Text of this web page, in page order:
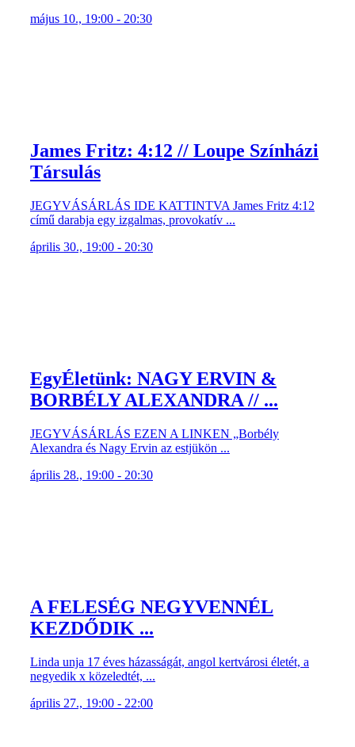
május 10., 19:00 - 20:30
James Fritz: 4:12 // Loupe Színházi
Társulás
JEGYVÁSÁRLÁS IDE KATTINTVA James Fritz 4:12
című darabja egy izgalmas, provokatív ...
április 30., 19:00 - 20:30
EgyÉletünk: NAGY ERVIN &
BORBÉLY ALEXANDRA // ...
JEGYVÁSÁRLÁS EZEN A LINKEN „Borbély
Alexandra és Nagy Ervin az estjükön ...
április 28., 19:00 - 20:30
A FELESÉG NEGYVENNÉL
KEZDŐDIK ...
Linda unja 17 éves házasságát, angol kertvárosi életét, a
negyedik x közeledtét, ...
április 27., 19:00 - 22:00